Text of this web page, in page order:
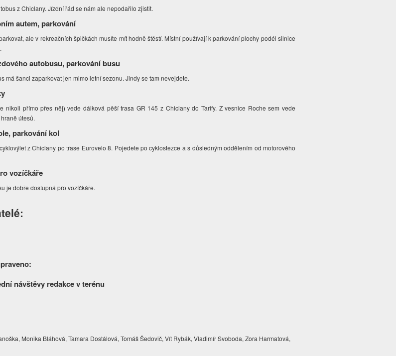
z Chiclany. Jízdní řád se nám ale nepodařilo zjistit.
autem, parkování
ale v rekreačních špičkách musíte mít hodně štěstí. Místní používají k parkování plochy podél silnice
autobusu, parkování busu
má šanci zaparkovat jen mimo letní sezonu. Jindy se tam nevejdete.
nikoli přímo přes něj) vede dálková pěší trasa GR 145 z Chiclany do Tarify. Z vesnice Roche sem vede
útesů.
parkování kol
z Chiclany po trase Eurovelo 8. Pojedete po cyklostezce a s důsledným oddělením od motorového
vozíčkáře
je dobře dostupná pro vozíčkáře.
návštěvy redakce v terénu
Monika Bláhová, Tamara Dostálová, Tomáš Šedovič, Vít Rybák, Vladimír Svoboda, Zora Harmatová,